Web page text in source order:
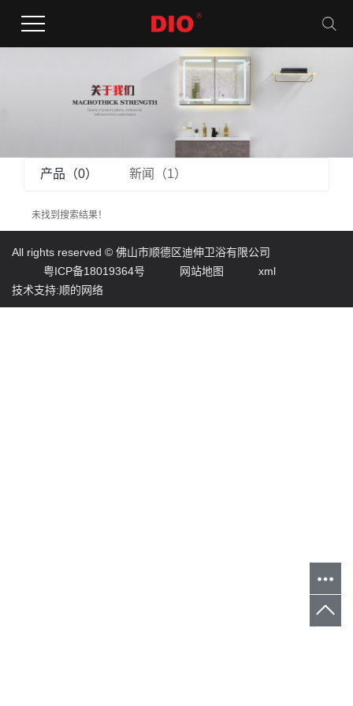
产品（0） 新闻（1）
未找到搜索结果！
All rights reserved © 佛山市顺德区迪伸卫浴有限公司
粤ICP备18019364号
网站地图
xml
技术支持:顺的网络